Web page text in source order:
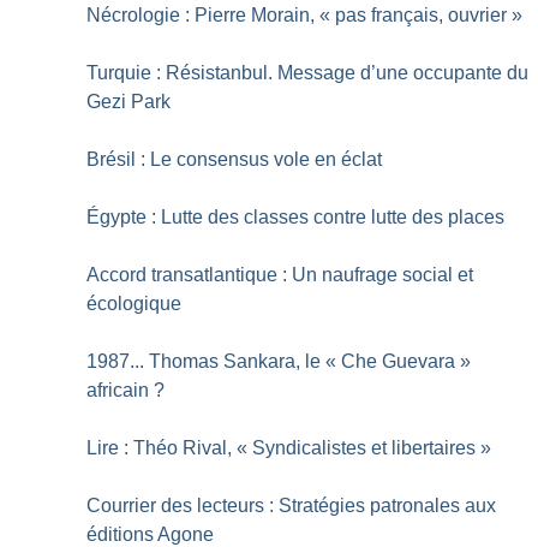
Nécrologie : Pierre Morain, « pas français, ouvrier »
Turquie : Résistanbul. Message d’une occupante du
Gezi Park
Brésil : Le consensus vole en éclat
Égypte : Lutte des classes contre lutte des places
Accord transatlantique : Un naufrage social et
écologique
1987... Thomas Sankara, le « Che Guevara »
africain ?
Lire : Théo Rival, « Syndicalistes et libertaires »
Courrier des lecteurs : Stratégies patronales aux
éditions Agone